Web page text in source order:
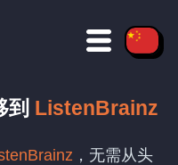
到 ListenBrainz
，无需从头